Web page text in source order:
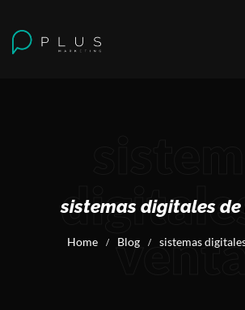
sistemas digitales de
Home / Blog / sistemas